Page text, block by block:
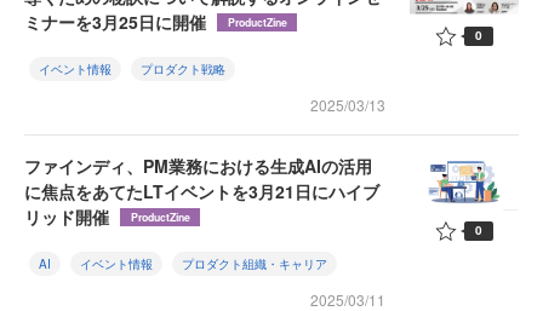
ミナーを3月25日に開催
ProductZine
イベント情報 プロダクト戦略
2025/03/13
0
ファインディ、PM業務における生成AIの活用
に焦点をあてたLTイベントを3月21日にハイブ
リッド開催
ProductZine
AI イベント情報 プロダクト組織・キャリア
2025/03/11
0